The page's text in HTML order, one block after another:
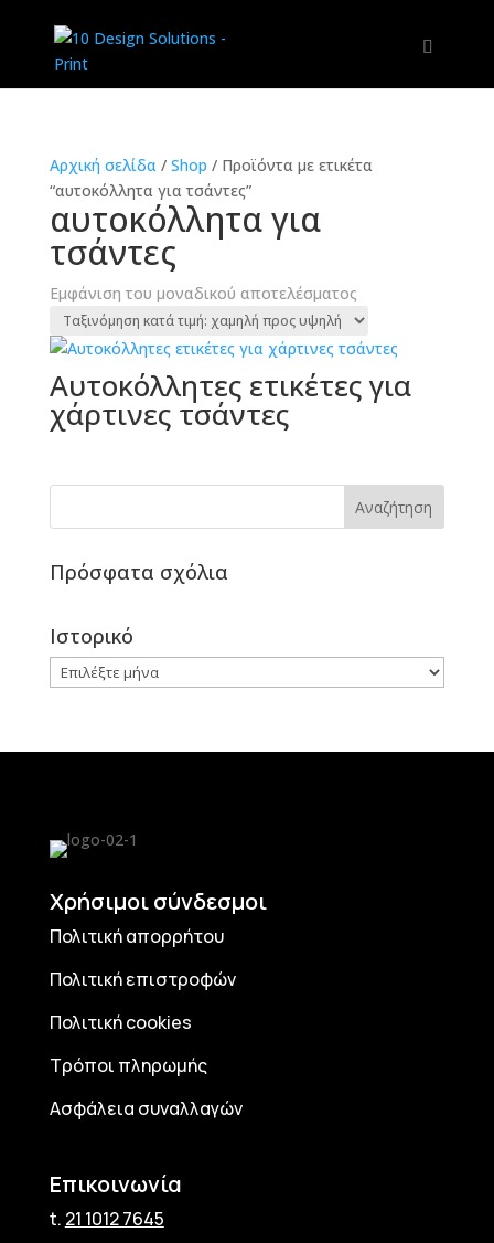
Αρχική σελίδα/ Shop / Προϊόντα με ετικέτα
“αυτοκόλλητα για τσάντες”
αυτοκόλλητα για
τσάντες
Εμφάνιση του μοναδικού αποτελέσματος
Αυτοκόλλητες ετικέτες για
χάρτινες τσάντες
Πρόσφατα σχόλια
Ιστορικό
Ιστορικό
Χρήσιμοι σύνδεσμοι
Πολιτική απορρήτου
Πολιτική επιστροφών
Πολιτική cookies
Τρόποι πληρωμής
Ασφάλεια συναλλαγών
Επικοινωνία
t. 21 1012 7645